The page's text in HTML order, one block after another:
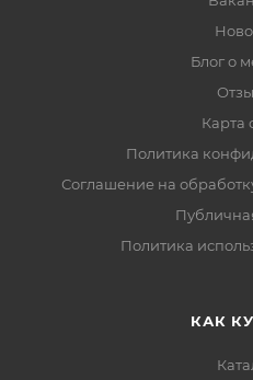
Блог о
Карта
Политика
Соглашение на
Политика
КАК